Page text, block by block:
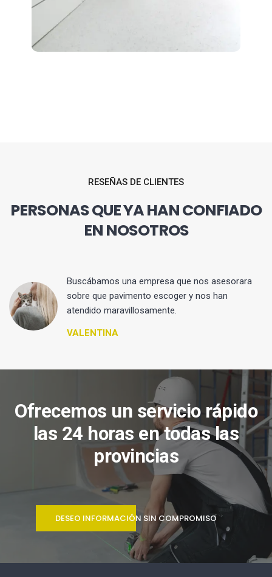
RESEÑAS DE CLIENTES
PERSONAS QUE YA HAN CONFIADO
EN NOSOTROS
Buscábamos una empresa que nos asesorara
sobre que pavimento escoger y nos han
atendido maravillosamente.
VALENTINA
Ofrecemos un servicio rápido
las 24 horas en todas las
provincias
DESEO INFORMACIÓN SIN COMPROMISO